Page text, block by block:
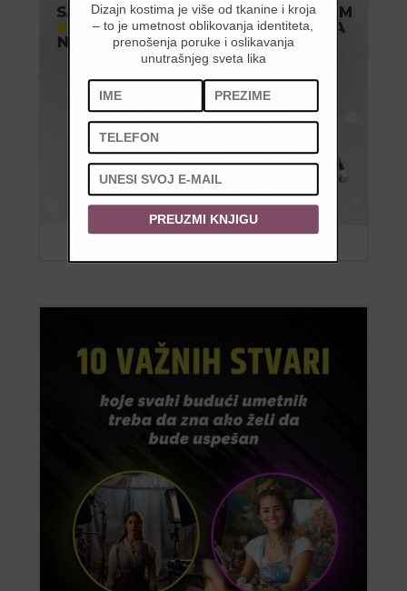
Dizajn kostima je više od tkanine i kroja
– to je umetnost oblikovanja identiteta,
prenošenja poruke i oslikavanja
unutrašnjeg sveta lika
PREUZMI KNJIGU